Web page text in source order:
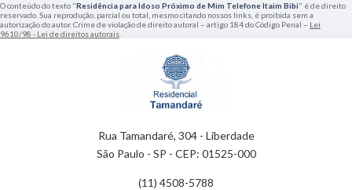
O conteúdo do texto "Residência para Idoso Próximo de Mim Telefone Itaim Bibi" é de direito
reservado. Sua reprodução, parcial ou total, mesmo citando nossos links, é proibida sem a
autorização do autor. Crime de violação de direito autoral – artigo 184 do Código Penal – Lei
9610/98 - Lei de direitos autorais
Rua Tamandaré, 304 - Liberdade
São Paulo - SP - CEP: 01525-000
(11) 4508-5788